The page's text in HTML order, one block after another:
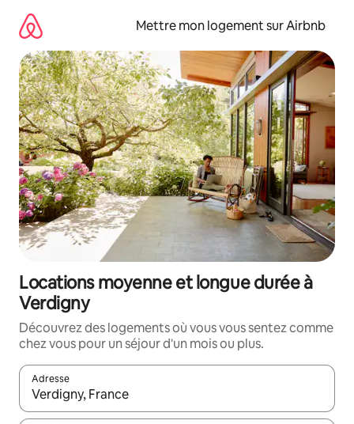
directement
contenu
Mettre mon logement sur Airbnb
Locations moyenne et longue durée à
Verdigny
Découvrez des logements où vous vous sentez comme
chez vous pour un séjour d'un mois ou plus.
Adresse
Lorsque les résultats s'affichent, utilisez les flèches vers le